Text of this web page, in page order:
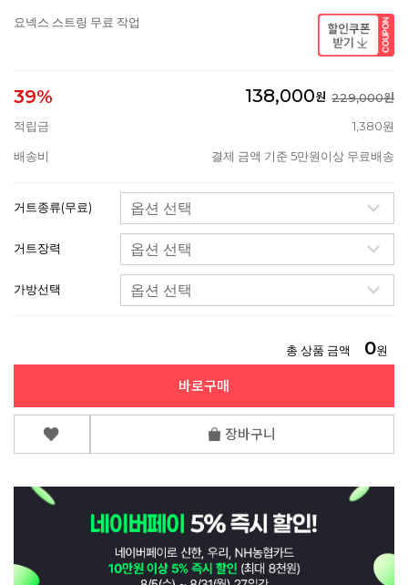
요넥스 스트링 무료 작업
39% 138,000원 229,000원
적립금
1,380원
배송비 결제 금액 기준 5만원이상 무료배송
거트종류(무료)
거트장력
가방선택
총 상품 금액 0원
바로구매
장바구니